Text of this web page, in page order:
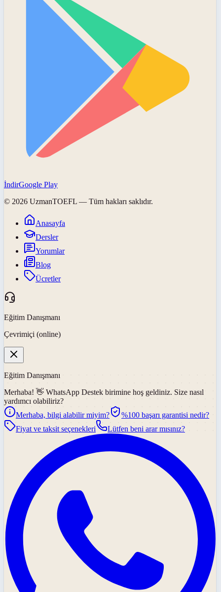
İndirGoogle Play
© 2026 UzmanTOEFL — Tüm hakları saklıdır.
Anasayfa
Dersler
Yorumlar
Blog
Ücretler
Eğitim Danışmanı
Çevrimiçi (online)
Eğitim Danışmanı
Merhaba! 👋 WhatsApp Destek birimine hoş geldiniz. Size nasıl
yardımcı olabiliriz?
Merhaba, bilgi alabilir miyim?
%100 başarı garantisi nedir?
Fiyat ve taksit seçenekleri
Lütfen beni arar mısınız?